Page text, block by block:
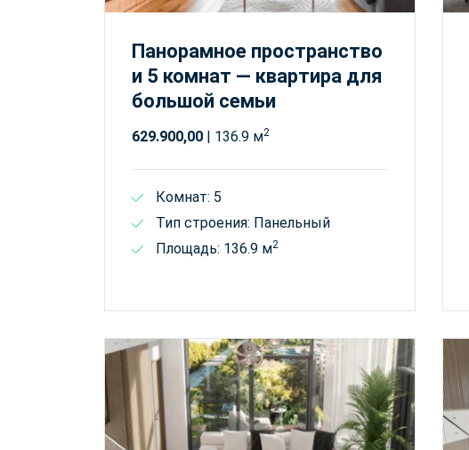
Панорамное пространство
и 5 комнат — квартира для
большой семьи
629.900,00 | 136.9 м2
Комнат: 5
Тип строения: Панельный
Площадь: 136.9 м2